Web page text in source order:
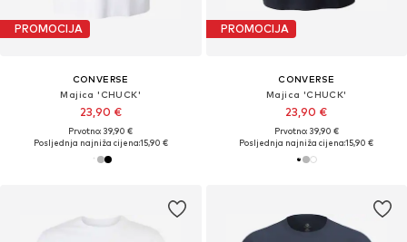
PROMOCIJA
CONVERSE
Majica 'CHUCK'
23,90 €
Prvotno: 39,90 €
Posljednja najniža cijena:15,90 €
PROMOCIJA
CONVERSE
Majica 'CHUCK'
23,90 €
Prvotno: 39,90 €
Posljednja najniža cijena:15,90 €